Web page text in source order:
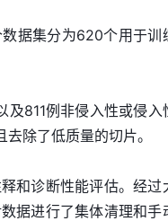
据集分为620个用于训
811例非侵入性或侵入
除了低质量的切片。
和诊断性能评估。经过
据进行了集体清理和手